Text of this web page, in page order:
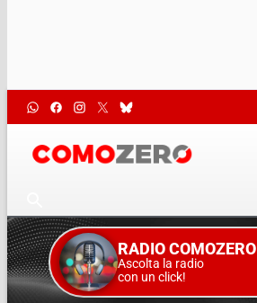
RADIO COMOZERO
Ascolta la radio
con un click!